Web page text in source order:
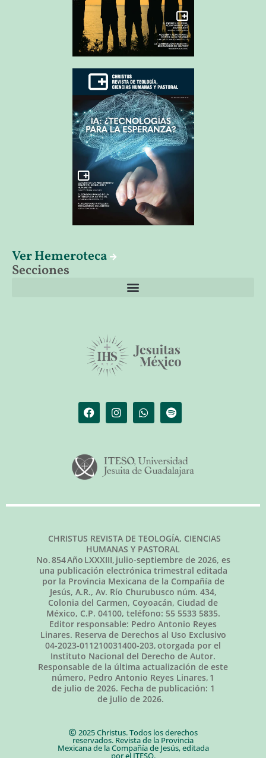
Ver Hemeroteca
Secciones
CHRISTUS REVISTA DE TEOLOGÍA, CIENCIAS
HUMANAS Y PASTORAL
No.854Año LXXXIII, julio-septiembre de 2026, es
una publicación electrónica trimestral editada
por la Provincia Mexicana de la Compañía de
Jesús, A.R., Av. Río Churubusco núm. 434,
Colonia del Carmen, Coyoacán, Ciudad de
México, C.P. 04100, teléfono: 55 5533 5835.
Editor responsable: Pedro Antonio Reyes
Linares. Reserva de Derechos al Uso Exclusivo
04-2023-011210031400-203, otorgada por el
Instituto Nacional del Derecho de Autor.
Responsable de la última actualización de este
número, Pedro Antonio Reyes Linares, 1
de julio de 2026. Fecha de publicación: 1
de julio de 2026.
2025 Christus. Todos los derechos
reservados. Revista de la Provincia
Mexicana de la Compañía de Jesús, editada
por el ITESO.